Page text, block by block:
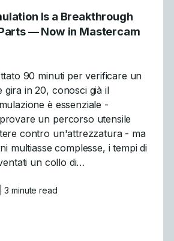
Is a Breakthrough
— Now in Mastercam
90 minuti per verificare un
gira in 20, conosci già il
è essenziale -
un percorso utensile
contro un'attrezzatura - ma
multiasse complesse, i tempi di
un collo di…
| 3 minute read
Why GPU Simulation Is a